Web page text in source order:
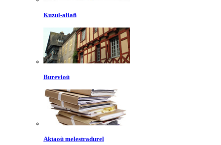
Kuzul-aliañ
Burevioù
Aktaoù melestradurel